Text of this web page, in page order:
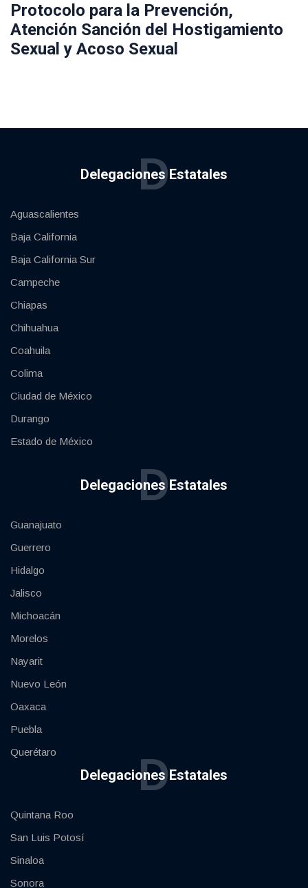
Protocolo para la Prevención,
Atención Sanción del Hostigamiento
Sexual y Acoso Sexual
Delegaciones Estatales
D
Aguascalientes
Baja California
Baja California Sur
Campeche
Chiapas
Chihuahua
Coahuila
Colima
Ciudad de México
Durango
Estado de México
Delegaciones Estatales
D
Guanajuato
Guerrero
Hidalgo
Jalisco
Michoacán
Morelos
Nayarit
Nuevo León
Oaxaca
Puebla
Querétaro
Delegaciones Estatales
D
Quintana Roo
San Luis Potosí
Sinaloa
Sonora